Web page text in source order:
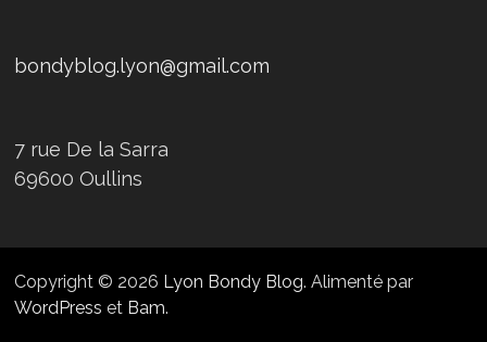
bondyblog.lyon@gmail.com
7 rue De la Sarra
69600 Oullins
Copyright © 2026 Lyon Bondy Blog. Alimenté par
WordPress et Bam.